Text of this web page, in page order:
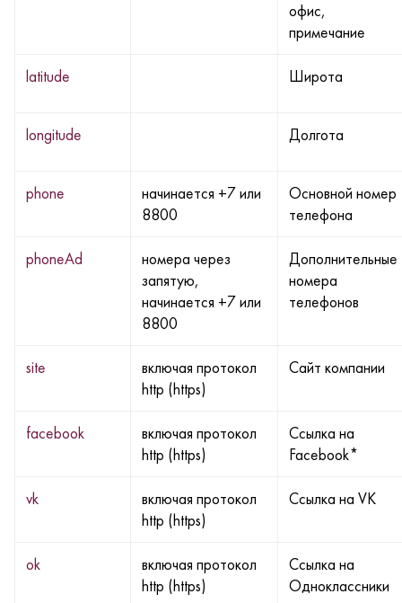
офис,
примечание
latitude Широта
longitude Долгота
phone
начинается +7 или
8800
Основной номер
телефона
phoneAd
номера через
запятую,
начинается +7 или
8800
Дополнительные
номера
телефонов
site
включая протокол
http (https)
Сайт компании
facebook
включая протокол
http (https)
Ссылка на
Facebook*
vk
включая протокол
http (https)
Ссылка на VK
ok
включая протокол
http (https)
Ссылка на
Одноклассники